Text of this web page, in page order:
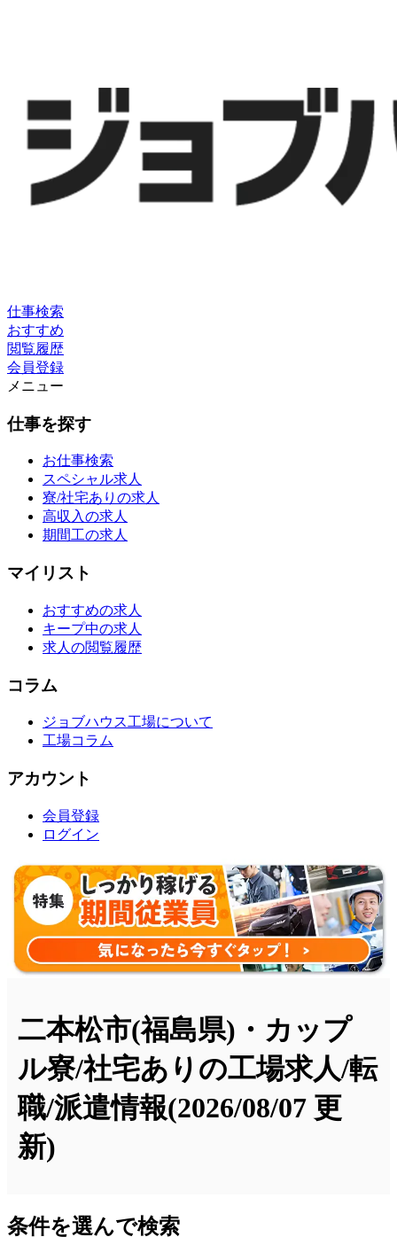
仕事検索
おすすめ
閲覧履歴
会員登録
メニュー
仕事を探す
お仕事検索
スペシャル求人
寮/社宅ありの求人
高収入の求人
期間工の求人
マイリスト
おすすめの求人
キープ中の求人
求人の閲覧履歴
コラム
ジョブハウス工場について
工場コラム
アカウント
会員登録
ログイン
二本松市(福島県)・カップ
ル寮/社宅ありの工場求人/転
職/派遣情報(2026/08/07 更
新)
条件を選んで検索